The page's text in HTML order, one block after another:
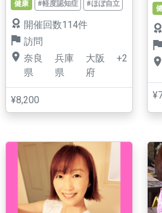
健康 #軽度認知症 #ほぼ自立
開催回数114件
訪問
奈良
県
兵庫
県
大阪
府
+2
¥8,200